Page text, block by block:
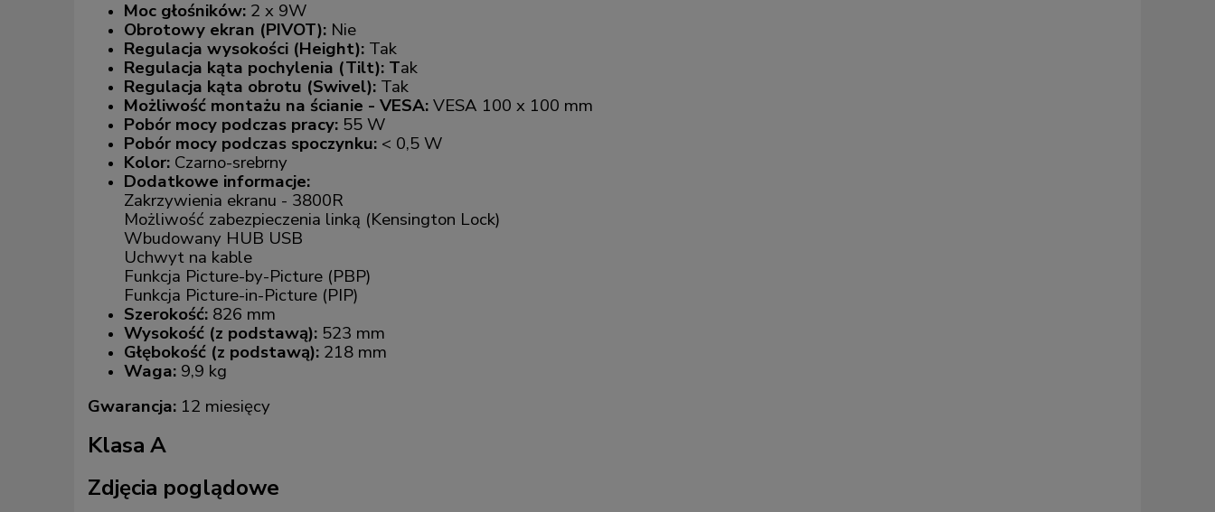
Moc głośników: 2 x 9W
Obrotowy ekran (PIVOT): Nie
Regulacja wysokości (Height): Tak
Regulacja kąta pochylenia (Tilt): Tak
Regulacja kąta obrotu (Swivel): Tak
Możliwość montażu na ścianie - VESA:VESA 100 x 100 mm
Pobór mocy podczas pracy: 55 W
Pobór mocy podczas spoczynku: < 0,5 W
Kolor: Czarno-srebrny
Dodatkowe informacje:
Zakrzywienia ekranu - 3800R
Możliwość zabezpieczenia linką (Kensington Lock)
Wbudowany HUB USB
Uchwyt na kable
Funkcja Picture-by-Picture (PBP)
Funkcja Picture-in-Picture (PIP)
Szerokość: 826 mm
Wysokość (z podstawą): 523 mm
Głębokość (z podstawą): 218 mm
Waga: 9,9 kg
Gwarancja: 12 miesięcy
Klasa A
Zdjęcia poglądowe